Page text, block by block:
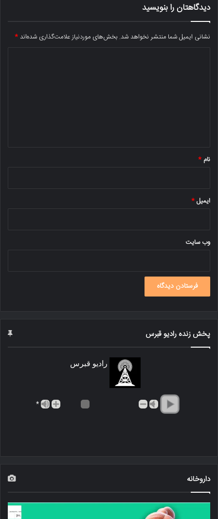
دیدگاهتان را بنویسید
نشانی ایمیل شما منتشر نخواهد شد. بخش‌های موردنیاز علامت‌گذاری شده‌اند*
نام *
ایمیل*
وب‌ سایت
پخش زنده رادیو قبرس
رادیو قبرس
*
داروخانه